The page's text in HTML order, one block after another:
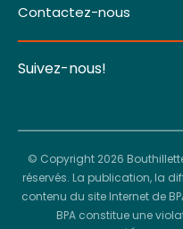
Contactez-nous
Suivez-nous!
© Copyright 2026
réservés. La publication, la
contenu du site Internet de
BPA constitue une